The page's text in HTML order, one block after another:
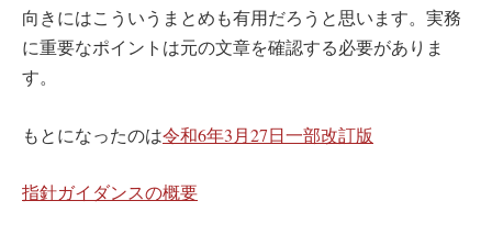
向きにはこういうまとめも有用だろうと思います。実務
に重要なポイントは元の文章を確認する必要がありま
す。
もとになったのは令和6年3月27日一部改訂版
指針ガイダンスの概要